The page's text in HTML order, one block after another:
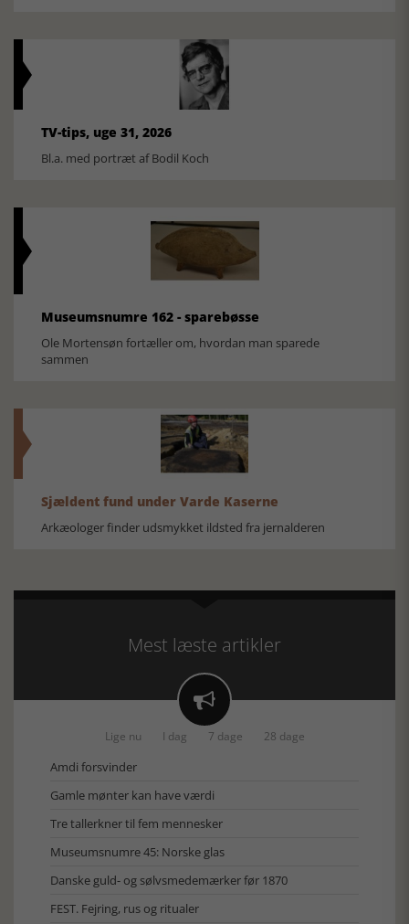
TV-tips, uge 31, 2026
Bl.a. med portræt af Bodil Koch
Museumsnumre 162 - sparebøsse
Ole Mortensøn fortæller om, hvordan man sparede
sammen
Sjældent fund under Varde Kaserne
Arkæologer finder udsmykket ildsted fra jernalderen
Mest læste artikler

Lige nu I dag 7 dage 28 dage
Amdi forsvinder
Gamle mønter kan have værdi
Tre tallerkner til fem mennesker
Museumsnumre 45: Norske glas
Danske guld- og sølvsmedemærker før 1870
FEST. Fejring, rus og ritualer